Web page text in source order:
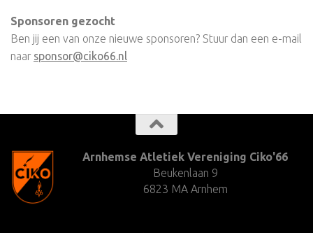
Sponsoren gezocht
Ben jij een van onze nieuwe sponsoren? Stuur dan een e-mail
naar sponsor@ciko66.nl
Arnhemse Atletiek Vereniging Ciko'66
Beukenlaan 9
6823 MA Arnhem